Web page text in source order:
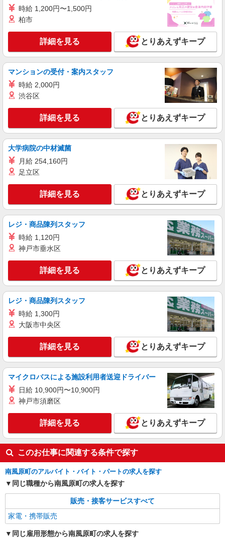
派遣社員
株式会社シエロ
【docomo】の携帯販売スタッフ
時給1200円〜 ※残業代支給 ★交通費別途支給
（規定あり） ゜+゜・。○。・゜+゜・。○。・゜
+゜ 入社祝い金10万円支給(規定有) お友達を紹介
頂くと, インセンティブ支給(規定有) ★月2回払
い・週払い可能（規程有）★ ゜・。○。・゜
沖縄県島尻郡南風原町のdocomoショップ
キープ 詳細を見る
紹介予定派遣
株式会社シエロ
スマホ携帯販売【ソフトバンク】
時給1400円〜1450円（経験・能力による） ※
残業代支給 ★交通費別途支給（規定あり） ゜
+゜・。○。・゜+゜・。○。・゜+゜ 入社祝い金10
有）★ ゜・。○。・゜+゜・。○。・゜+゜
沖縄県島尻郡南風原町の家電量販店
キープ 詳細を見る
派遣社員
株式会社シエロ
スマホ携帯販売【ワイモバイル】
時給1400円〜1450円（経験・能力による） ※
残業代支給 ★交通費別途支給（規定あり） ゜
+゜・。○。・゜+゜・。○。・゜+゜ 入社祝い金10
万円支給(規定有) お友達を紹介頂くと, インセンテ
ィブ支給(規定有) ★月2回払い・週払い可能（規程
有）★ ゜・。○。・゜+゜・。○。・゜+゜
沖縄県島尻郡南風原町の家電量販店
キープ 詳細を見る
時給 1,200円〜1,500円
柏市
詳細を見る とりあえずキープ
マンションの受付・案内スタッフ
時給 2,000円
渋谷区
詳細を見る とりあえずキープ
大学病院の中材滅菌
月給 254,160円
足立区
詳細を見る とりあえずキープ
レジ・商品陳列スタッフ
時給 1,120円
神戸市垂水区
詳細を見る とりあえずキープ
レジ・商品陳列スタッフ
時給 1,300円
大阪市中央区
詳細を見る とりあえずキープ
マイクロバスによる施設利用者送迎ドライバー
日給 10,900円〜10,900円
神戸市須磨区
詳細を見る とりあえずキープ
このお仕事に関連する条件で探す
南風原町のアルバイト・バイト・パートの求人を探す
同じ職種から南風原町の求人を探す
販売・接客サービスすべて
家電・携帯販売
同じ雇用形態から南風原町の求人を探す